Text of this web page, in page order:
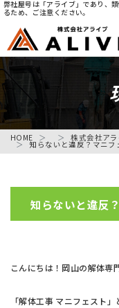
弊社屋号は「アライブ」であり、
るため、ご注意ください。
HOME 株式会社ア
知らないと違反？マニフ
知らないと違反
こんにちは！岡山の解体専
「解体工事 マニフェスト